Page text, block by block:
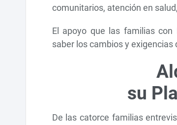
comunitarios, atención en
El apoyo que las familias
saber los cambios y exigencias
su
De las catorce familias